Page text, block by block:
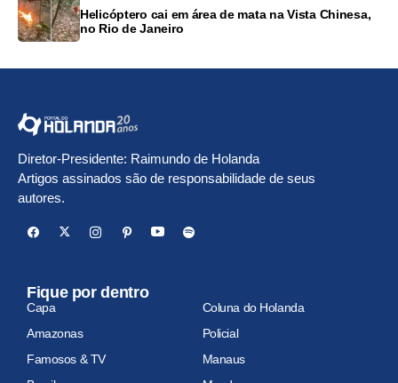
Helicóptero cai em área de mata na Vista Chinesa,
no Rio de Janeiro
Diretor-Presidente: Raimundo de Holanda
Artigos assinados são de responsabilidade de seus
autores.
Fique por dentro
Capa
Coluna do Holanda
Amazonas
Policial
Famosos & TV
Manaus